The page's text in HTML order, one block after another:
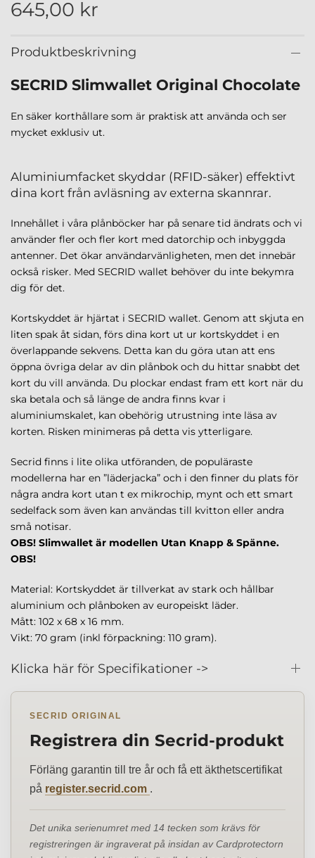
645,00 kr
Produktbeskrivning
SECRID Slimwallet Original Chocolate
En säker korthållare som är praktisk att använda och ser
mycket exklusiv ut.
Aluminiumfacket skyddar (RFID-säker) effektivt
dina kort från avläsning av externa skannrar.
Innehållet i våra plånböcker har på senare tid ändrats och vi
använder fler och fler kort med datorchip och inbyggda
antenner. Det ökar användarvänligheten, men det innebär
också risker. Med SECRID wallet behöver du inte bekymra
dig för det.
Kortskyddet är hjärtat i SECRID wallet. Genom att skjuta en
liten spak åt sidan, förs dina kort ut ur kortskyddet i en
överlappande sekvens. Detta kan du göra utan att ens
öppna övriga delar av din plånbok och du hittar snabbt det
kort du vill använda. Du plockar endast fram ett kort när du
ska betala och så länge de andra finns kvar i
aluminiumskalet, kan obehörig utrustning inte läsa av
korten. Risken minimeras på detta vis ytterligare.
Secrid finns i lite olika utföranden, de populäraste
modellerna har en ”läderjacka” och i den finner du plats för
några andra kort utan t ex mikrochip, mynt och ett smart
sedelfack som även kan användas till kvitton eller andra
små notisar.
OBS! Slimwallet är modellen Utan Knapp & Spänne.
OBS!
Material: Kortskyddet är tillverkat av stark och hållbar
aluminium och plånboken av europeiskt läder.
Mått: 102 x 68 x 16 mm.
Vikt: 70 gram (inkl förpackning: 110 gram).
Klicka här för Specifikationer ->
SECRID ORIGINAL
Registrera din Secrid-produkt
Förläng garantin till tre år och få ett äkthetscertifikat
på register.secrid.com .
Det unika serienumret med 14 tecken som krävs för
registreringen är ingraverat på insidan av Cardprotectorn